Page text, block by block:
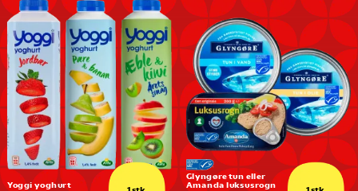
Yoggi yoghurt
Glyngøre tun eller
Amanda luksusrogn